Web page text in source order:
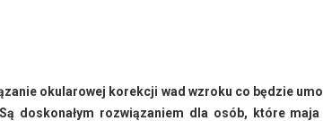
okularowej korekcji wad wzroku co będzie
doskonałym rozwiązaniem dla osób, które